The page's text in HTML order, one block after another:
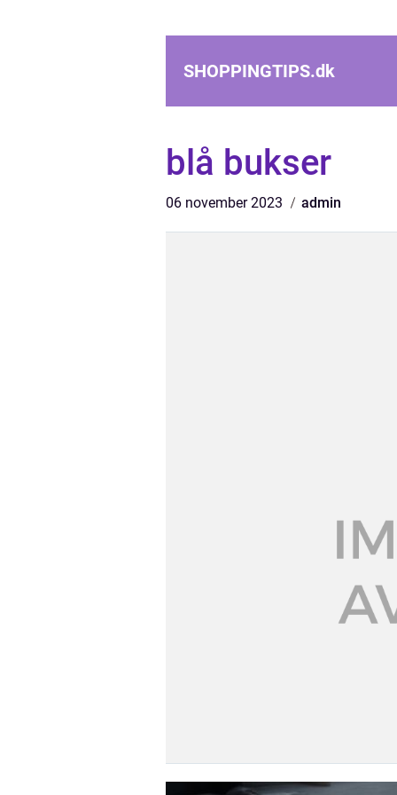
SHOPPINGTIPS.dk
blå bukser
06 november 2023 admin